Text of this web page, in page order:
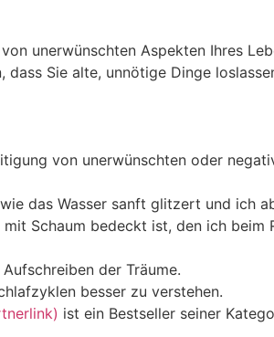
unerwünschten Aspekten Ihres
Sie alte, unnötige Dinge
von unerwünschten oder
das Wasser sanft glitzert und ich
Schaum bedeckt ist, den ich beim
der Träume.
besser zu verstehen.
ist ein Bestseller seiner